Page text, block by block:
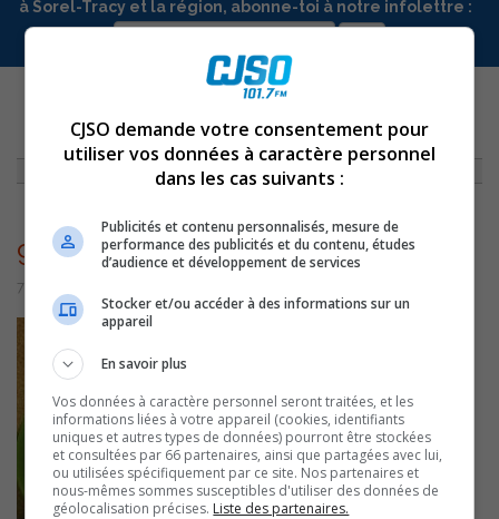
à Sorel-Tracy et la région, abonne-toi à notre infolettre :
ACCUEIL»NON CLASSÉ»CAPSULE DU 07 FÉVRIER 2014» 9232
9232
7 juillet 2016 | Par admin
CJSO demande votre consentement pour
utiliser vos données à caractère personnel
dans les cas suivants :
Publicités et contenu personnalisés, mesure de
performance des publicités et du contenu, études
d’audience et développement de services
Stocker et/ou accéder à des informations sur un
appareil
En savoir plus
Vos données à caractère personnel seront traitées, et les
informations liées à votre appareil (cookies, identifiants
uniques et autres types de données) pourront être stockées
et consultées par 66 partenaires, ainsi que partagées avec lui,
ou utilisées spécifiquement par ce site. Nos partenaires et
nous-mêmes sommes susceptibles d'utiliser des données de
géolocalisation précises. Liste des partenaires.